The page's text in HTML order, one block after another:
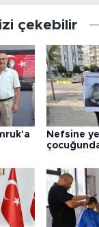
çekebilir
Nefsine